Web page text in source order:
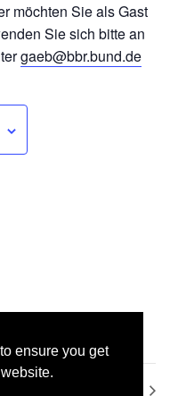
ensure you get
möchten Sie als Gast
Sie sich bitte an
gaeb@bbr.bund.de